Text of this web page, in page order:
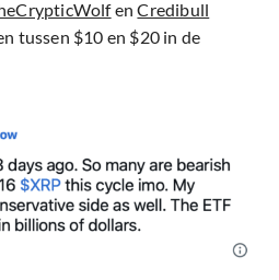
enCredibull
tussen $10 en $20 in de